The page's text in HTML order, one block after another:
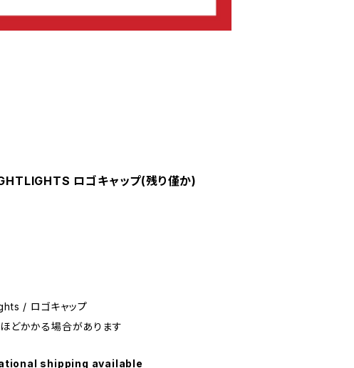
ロゴキャップ(残り僅か)
/ ロゴキャップ
どかかる場合があります
shipping available